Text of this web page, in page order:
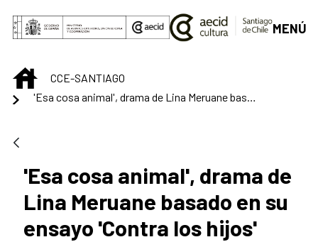
Saltar al contenido principal
MENÚ
INICIOCCE-SANTIAGO
'Esa cosa animal', drama de
Lina Meruane basado en su
ensayo 'Contra los hijos'